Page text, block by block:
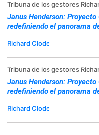
Tribuna de los gestores
Janus Henderson:
redefiniendo el panorama
Richard Clode
Tribuna de los gestores
Janus Henderson:
redefiniendo el panorama
Richard Clode